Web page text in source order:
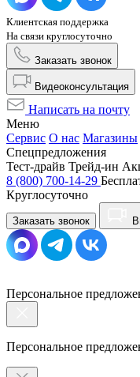
Клиентская поддержка
На связи круглосуточно
Заказать звонок
Видеоконсультация
Написать на почту
Меню
Сервис О нас Магазины
Спецпредложения
Тест-драйв Трейд-ин
8 (800) 700-14-29
Круглосуточно
Заказать звонок
Персональное
Персональное